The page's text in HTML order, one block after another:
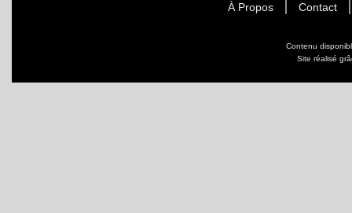
À Propos Contact
Contenu
Site réalisé